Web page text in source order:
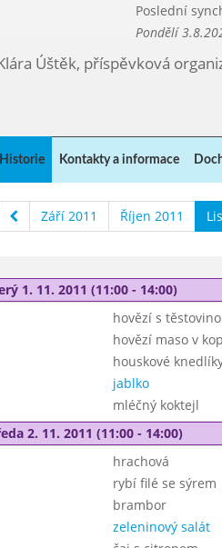
Poslední
Pondělí
Úštěk, příspěvková
Historie Kontakty a informace
Září 2011 Říjen 2011
1. 11. 2011 (11:00 - 14:00)
hovězí s
hovězí maso v
houskové
jablko
mléčný koktejl
2. 11. 2011 (11:00 - 14:00)
hrachová
rybí filé se sýrem
brambor
zeleninový salát